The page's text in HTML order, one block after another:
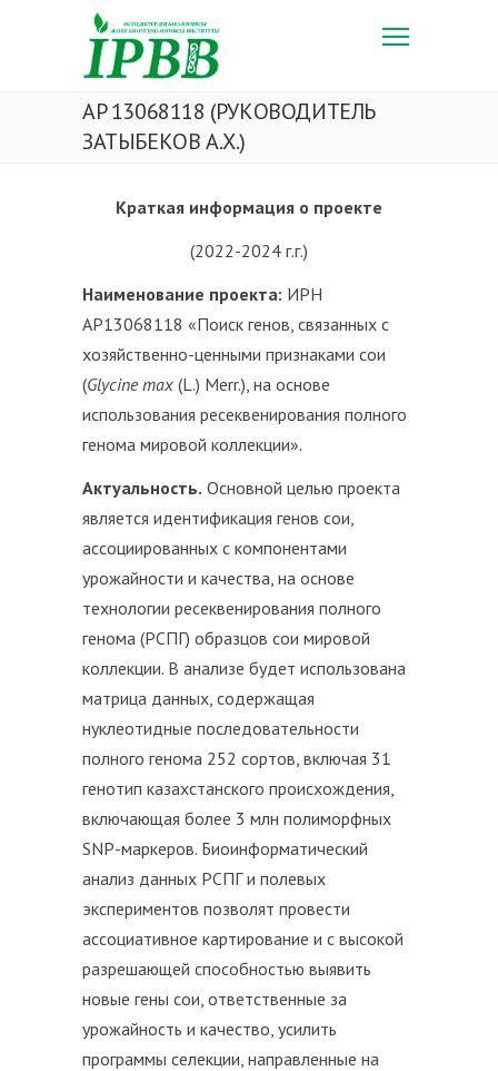
AP 13068118 (РУКОВОДИТЕЛЬ
ЗАТЫБЕКОВ А.Х.)
Краткая информация о проекте
(2022-2024 г.г.)
Наименование проекта: ИРН
AP13068118 «Поиск генов, связанных с
хозяйственно-ценными признаками сои
(Glycine max (L.) Merr.), на основе
использования ресеквенирования полного
генома мировой коллекции».
Актуальность. Основной целью проекта
является идентификация генов сои,
ассоциированных с компонентами
урожайности и качества, на основе
технологии ресеквенирования полного
генома (РСПГ) образцов сои мировой
коллекции. В анализе будет использована
матрица данных, содержащая
нуклеотидные последовательности
полного генома 252 сортов, включая 31
генотип казахстанского происхождения,
включающая более 3 млн полиморфных
SNP-маркеров. Биоинформатический
анализ данных РСПГ и полевых
экспериментов позволят провести
ассоциативное картирование и с высокой
разрешающей способностью выявить
новые гены сои, ответственные за
урожайность и качество, усилить
программы селекции, направленные на